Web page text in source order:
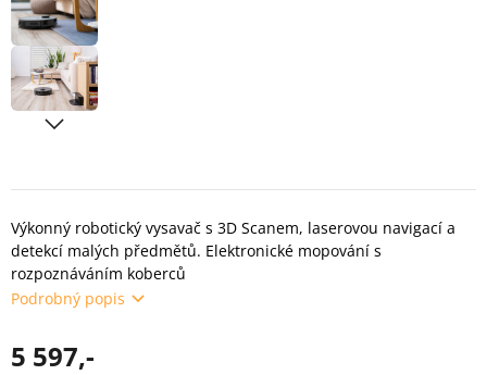
Výkonný robotický vysavač s 3D Scanem, laserovou navigací a
detekcí malých předmětů. Elektronické mopování s
rozpoznáváním koberců
Podrobný popis
5 597,-